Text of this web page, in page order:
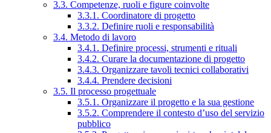
3.3. Competenze, ruoli e figure coinvolte
3.3.1. Coordinatore di progetto
3.3.2. Definire ruoli e responsabilità
3.4. Metodo di lavoro
3.4.1. Definire processi, strumenti e rituali
3.4.2. Curare la documentazione di progetto
3.4.3. Organizzare tavoli tecnici collaborativi
3.4.4. Prendere decisioni
3.5. Il processo progettuale
3.5.1. Organizzare il progetto e la sua gestione
3.5.2. Comprendere il contesto d’uso del servizio
pubblico